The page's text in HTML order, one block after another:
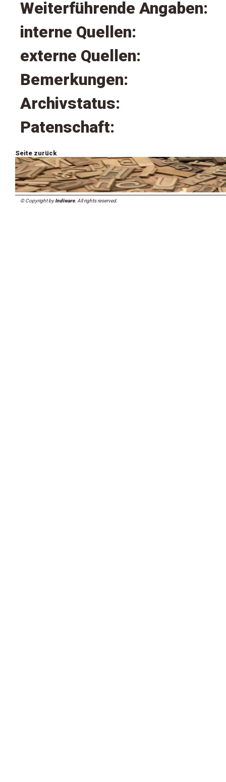
Weiterführende Angaben:
interne Quellen:
externe Quellen:
Bemerkungen:
Archivstatus:
Patenschaft:
Seite zurück
© Copyright byIndiware. All rights reserved.